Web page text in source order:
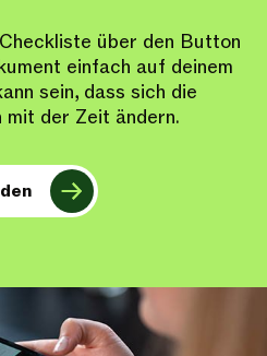
über den Button
einfach auf deinem
sein, dass sich die
der Zeit ändern.